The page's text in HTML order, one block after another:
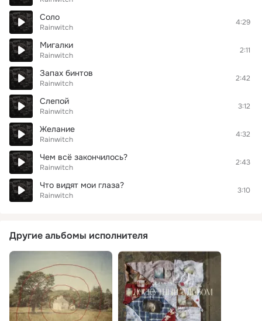
Соло
Rainwitch
4:29
Мигалки
Rainwitch
2:11
Запах бинтов
Rainwitch
2:42
Слепой
Rainwitch
3:12
Желание
Rainwitch
4:32
Чем всё закончилось?
Rainwitch
2:43
Что видят мои глаза?
Rainwitch
3:10
Другие альбомы исполнителя